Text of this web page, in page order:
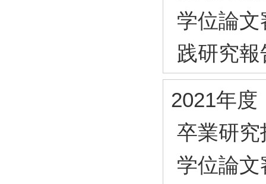
学位論
践研究
2021年度
卒業研
学位論